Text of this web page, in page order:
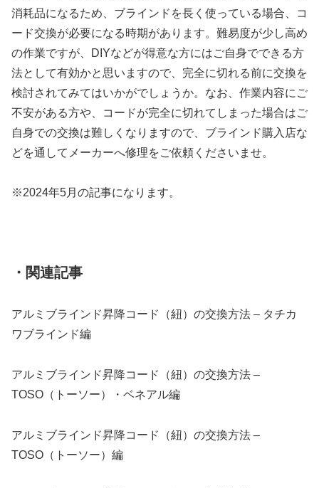
消耗品になるため、ブラインドを長く使っている場合、コ
ード交換が必要になる時期があります。難易度が少し高め
の作業ですが、DIYなどが得意な方にはご自身でできる方
法として有効かと思いますので、完全に切れる前に交換を
検討されてみてはいかがでしょうか。なお、作業内容にご
不安がある方や、コードが完全に切れてしまった場合はご
自身での交換は難しくなりますので、ブラインド購入店な
どを通してメーカーへ修理をご依頼くださいませ。
※2024年5月の記事になります。
・関連記事
アルミブラインド昇降コード（紐）の交換方法 – タチカ
ワブラインド編
アルミブラインド昇降コード（紐）の交換方法 –
TOSO（トーソー）・ベネアル編
アルミブラインド昇降コード（紐）の交換方法 –
TOSO（トーソー）編